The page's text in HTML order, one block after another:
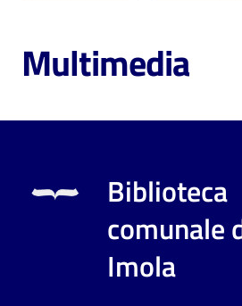
puoi
Multimedia
Biblioteca
comunale
Imola